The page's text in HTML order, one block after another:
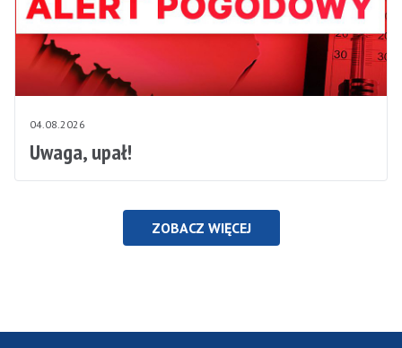
04.08.2026
Uwaga, upał!
ZOBACZ WIĘCEJ